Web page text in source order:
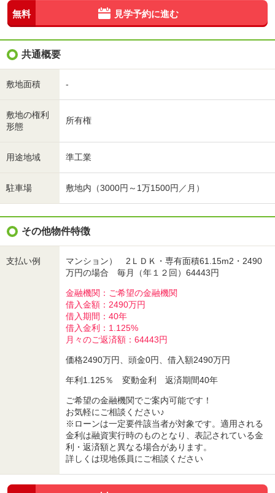
無料 見学予約に進む
共通概要
敷地面積 -
敷地の権利
形態
所有権
用途地域 準工業
駐車場 敷地内（3000円～1万1500円／月）
その他物件特徴
支払い例
マンション） 2ＬＤＫ・専有面積61.15m2・2490
万円の場合 毎月（年１２回）64443円
金融機関：ご希望の金融機関
借入金額：2490万円
借入期間：40年
借入金利：1.125%
月々のご返済額：64443円
価格2490万円、頭金0円、借入額2490万円
年利1.125％ 変動金利 返済期間40年
ご希望の金融機関でご案内可能です！
お気軽にご相談ください♪
※ローンは一定要件該当者が対象です。適用される
金利は融資実行時のものとなり、表記されている金
利・返済額と異なる場合があります。
詳しくは現地係員にご相談ください